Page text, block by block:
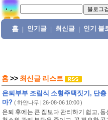
홈 인기글 최신글 인기 블
홈 >> 최신글 리스트
은퇴부부 조립식 소형주택짓기, 단
마? (하얀나무 | 26-08-06 10:00 )
은퇴 후에는 큰 집보다 관리하기 쉽고,